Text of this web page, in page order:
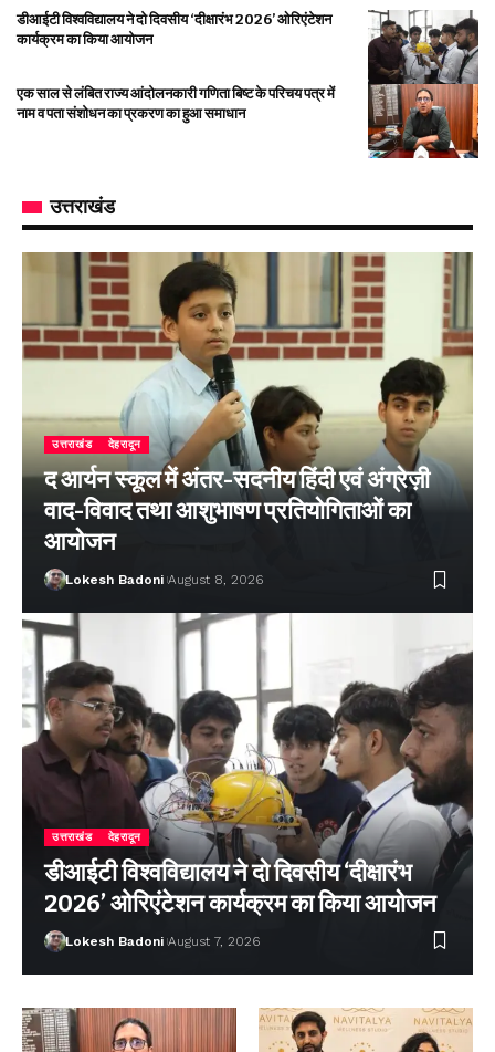
डीआईटी विश्वविद्यालय ने दो दिवसीय ‘दीक्षारंभ 2026’ ओरिएंटेशन
कार्यक्रम का किया आयोजन
एक साल से लंबित राज्य आंदोलनकारी गणिता बिष्ट के परिचय पत्र में
नाम व पता संशोधन का प्रकरण का हुआ समाधान
उत्तराखंड
उत्तराखंड देहरादून
द आर्यन स्कूल में अंतर-सदनीय हिंदी एवं अंग्रेज़ी
वाद-विवाद तथा आशुभाषण प्रतियोगिताओं का
आयोजन
Lokesh Badoni August 8, 2026
उत्तराखंड देहरादून
डीआईटी विश्वविद्यालय ने दो दिवसीय ‘दीक्षारंभ
2026’ ओरिएंटेशन कार्यक्रम का किया आयोजन
Lokesh Badoni August 7, 2026